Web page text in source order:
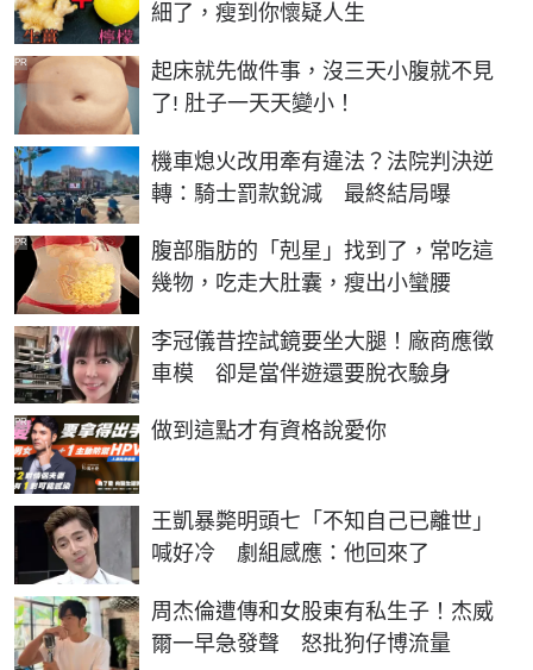
細了，瘦到你懷疑人生
起床就先做件事，沒三天小腹就不見
了! 肚子一天天變小！
PR
機車熄火改用牽有違法？法院判決逆
轉：騎士罰款銳減 最終結局曝
腹部脂肪的「剋星」找到了，常吃這
幾物，吃走大肚囊，瘦出小蠻腰
PR
李冠儀昔控試鏡要坐大腿！廠商應徵
車模 卻是當伴遊還要脫衣驗身
做到這點才有資格說愛你
PR
王凱暴斃明頭七「不知自己已離世」
喊好冷 劇組感應：他回來了
周杰倫遭傳和女股東有私生子！杰威
爾一早急發聲 怒批狗仔博流量